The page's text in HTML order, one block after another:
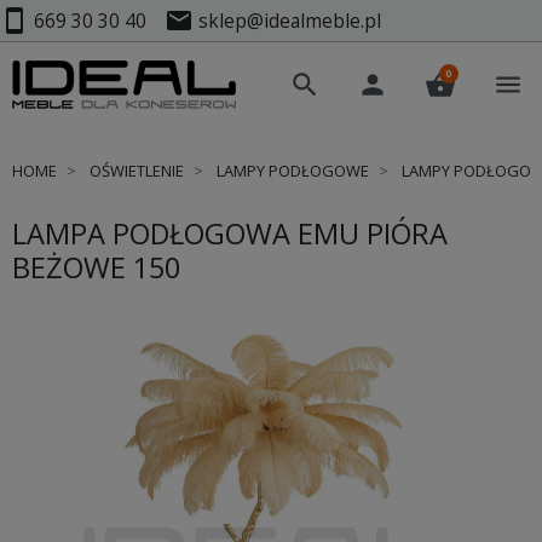
smartphone 669 30 30 40 mail sklep@idealmeble.pl
search person shopping_basket
0 menu
HOME OŚWIETLENIE LAMPY PODŁOGOWE LAMPY
LAMPA PODŁOGOWA EMU PIÓRA
BEŻOWE 150